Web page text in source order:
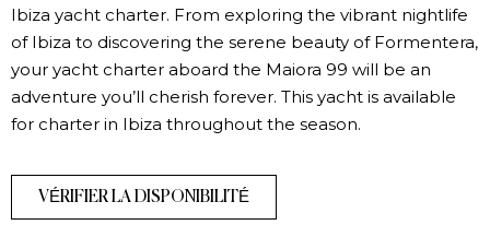
Ibiza yacht charter. From exploring the vibrant nightlife
of Ibiza to discovering the serene beauty of Formentera,
your yacht charter aboard the Maiora 99 will be an
adventure you’ll cherish forever. This yacht is available
for charter in Ibiza throughout the season.
VÉRIFIER LA DISPONIBILITÉ